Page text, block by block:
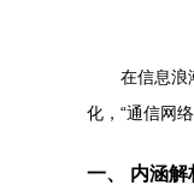
在信息浪
化，“通信网
一、 内涵解